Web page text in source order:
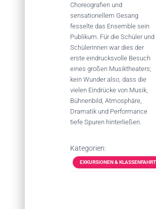
Choreografien und
sensationellem Gesang
fesselte das Ensemble sein
Publikum. Für die Schüler und
Schülerinnen war dies der
erste eindrucksvolle Besuch
eines großen Musiktheaters;
kein Wunder also, dass die
vielen Eindrücke von Musik,
Bühnenbild, Atmosphäre,
Dramatik und Performance
tiefe Spuren hinterließen.
Kategorien:
EXKURSIONEN &